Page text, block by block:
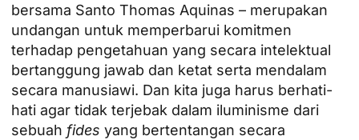
bersama Santo Thomas Aquinas – merupakan
undangan untuk memperbarui komitmen
terhadap pengetahuan yang secara intelektual
bertanggung jawab dan ketat serta mendalam
secara manusiawi. Dan kita juga harus berhati-
hati agar tidak terjebak dalam iluminisme dari
sebuah fides yang bertentangan secara